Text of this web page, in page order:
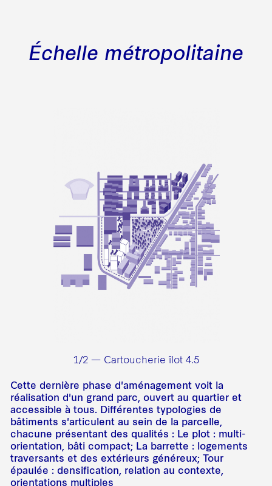
Échelle métropolitaine
1/2 — Cartoucherie îlot 4.5
Cette dernière phase d'aménagement voit la
réalisation d'un grand parc, ouvert au quartier et
accessible à tous. Différentes typologies de
bâtiments s'articulent au sein de la parcelle,
chacune présentant des qualités : Le plot : multi-
orientation, bâti compact; La barrette : logements
traversants et des extérieurs généreux; Tour
épaulée : densification, relation au contexte,
orientations multiples